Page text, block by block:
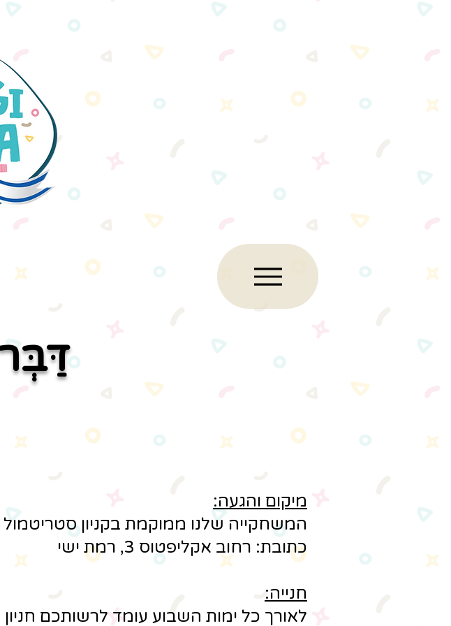
מיקום והגעה:
המשחקייה שלנו ממוקמת בקניון
כתובת: רחוב אקליפטוס 3, רמת ישי
חנייה:
לאורך כל ימות השבוע עומד לרשותכם